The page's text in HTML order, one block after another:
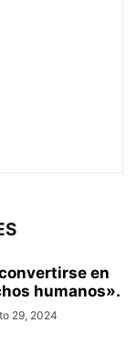
en
humanos».
29, 2024